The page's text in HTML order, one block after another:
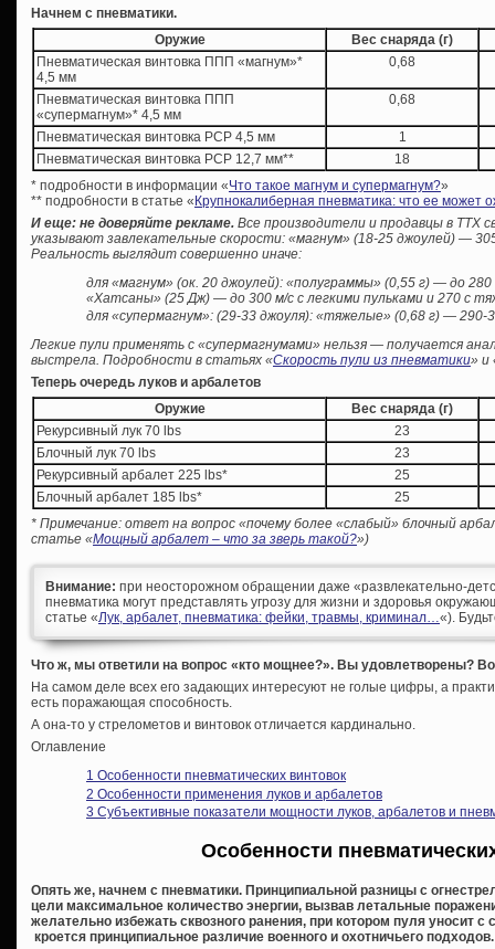
Начнем с пневматики.
Оружие
Вес снаряда (г)
Пневматическая винтовка ППП «магнум»*
4,5 мм
0,68
Пневматическая винтовка ППП
«супермагнум»* 4,5 мм
0,68
Пневматическая винтовка PCP 4,5 мм
1
Пневматическая винтовка PCP 12,7 мм**
18
* подробности в информации «Что такое магнум и супермагнум?»
** подробности в статье «Крупнокалиберная пневматика: что ее может
И еще: не доверяйте рекламе. Все производители и продавцы в ТТХ
указывают завлекательные скорости: «магнум» (18-25 джоулей) —
Реальность выглядит совершенно иначе:
для «магнум» (ок. 20 джоулей): «полуграммы» (0,55 г) — до
«Хатсаны» (25 Дж) — до 300 м/с с легкими пульками и 270 с
для «супермагнум»: (29-33 джоуля): «тяжелые» (0,68 г) — 290-
Легкие пули применять с «супермагнумами» нельзя — получается
выстрела. Подробности в статьях «Скорость пули из пневматики» и
Теперь очередь луков и арбалетов
Оружие
Вес снаряда (г)
Рекурсивный лук 70 lbs
23
Блочный лук 70 lbs
23
Рекурсивный арбалет 225 lbs*
25
Блочный арбалет 185 lbs*
25
* Примечание: ответ на вопрос «почему более «слабый» блочный
статье «Мощный арбалет – что за зверь такой?»)
Внимание: при неосторожном обращении даже «развлекательно-
пневматика могут представлять угрозу для жизни и здоровья
статье «Лук, арбалет, пневматика: фейки, травмы, криминал…«).
Что ж, мы ответили на вопрос «кто мощнее?». Вы удовлетворены?
На самом деле всех его задающих интересуют не голые цифры, а
есть поражающая способность.
А она-то у стрелометов и винтовок отличается кардинально.
Оглавление
1 Особенности пневматических винтовок
2 Особенности применения луков и арбалетов
3 Субъективные показатели мощности луков, арбалетов и
Особенности
Опять же, начнем с пневматики. Принципиальной разницы с
цели максимальное количество энергии, вызвав летальные
желательно избежать сквозного ранения, при котором пуля уносит с
кроется принципиальное различие военного и охотничьего подходов.